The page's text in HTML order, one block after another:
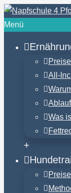
Menü
All-
Was
+